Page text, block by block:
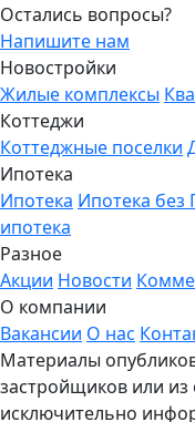
Остались вопросы?
Напишите нам
Новостройки
Жилые комплексы
Коттеджи
Коттеджные поселки
Ипотека
Ипотека Ипотека без
ипотека
Разное
Акции Новости
О компании
Вакансии О нас
Материалы
застройщиков или из
исключительно